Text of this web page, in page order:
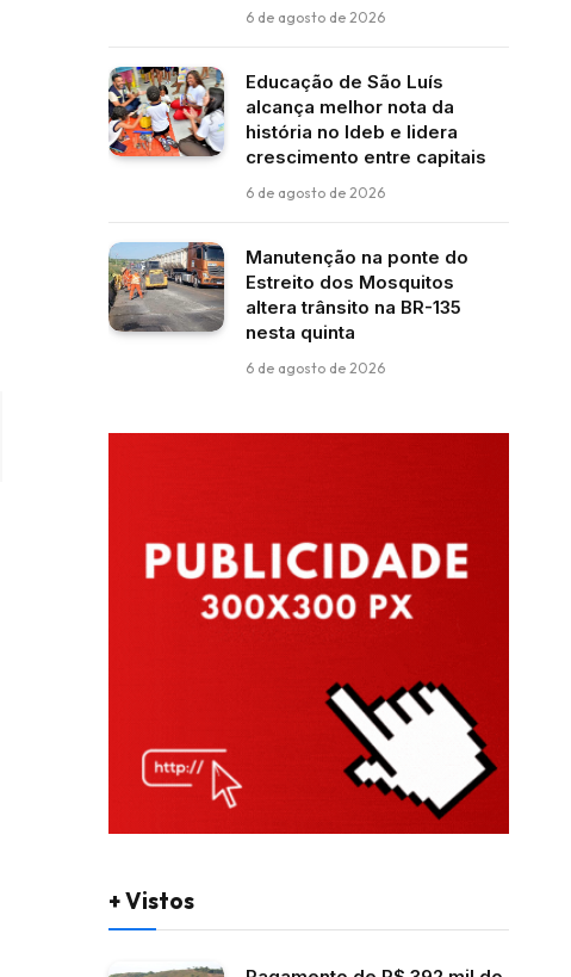
6 de agosto de 2026
Educação de São Luís
alcança melhor nota da
história no Ideb e lidera
crescimento entre capitais
6 de agosto de 2026
Manutenção na ponte do
Estreito dos Mosquitos
altera trânsito na BR-135
nesta quinta
6 de agosto de 2026
+ Vistos